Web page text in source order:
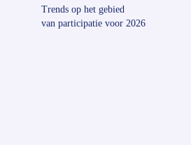
Trends op het gebied
van participatie voor 2026